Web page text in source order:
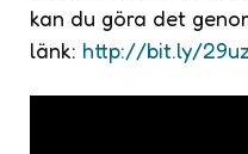
kan du göra det
länk: http://bit.ly/